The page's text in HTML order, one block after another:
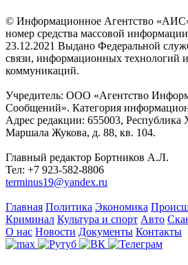
© Информационное Агентство
номер средства массовой
23.12.2021 Выдано Федеральной
связи, информационных технологий
коммуникаций.
Учредитель: ООО «Агентство
Сообщений». Категория
Адрес редакции: 655003, Республика
Маршала Жукова, д. 88, кв. 104.
Главный редактор Бортников А.Л.
Тел: +7 923-582-8806
terminus19@yandex.ru
Главная Политика Экономика
Криминал Культура и спорт Авто
О нас Новости Документы Контакты